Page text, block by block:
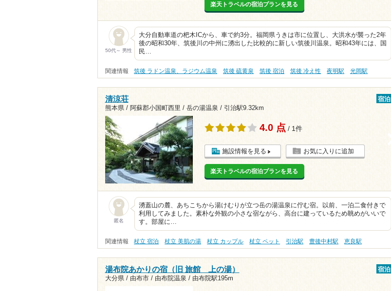
楽天トラベルの宿泊プランを見る
50代～ 男性
大分自動車道の杷木ICから、車で約3分。福岡県うきは市に位置し、大洪水が襲った2年
後の昭和30年、筑後川の中州に湧出した比較的に新しい筑後川温泉。昭和43年には、国
民…
関連情報 筑後 ラドン温泉、ラジウム温泉 筑後 硫黄泉 筑後 宿泊 筑後 冷え性 夜明駅 光岡駅
清涼荘
熊本県 / 阿蘇郡小国町西里 / 岳の湯温泉 / 引治駅9.32km
宿泊
4.0 点 / 1件
施設情報を見る お気に入りに追加
楽天トラベルの宿泊プランを見る
匿名
湧蓋山の麓、あちこちから湯けむりが立つ岳の湯温泉に佇む宿。以前、一泊二食付きで
利用してみました。素朴な外観の小さな宿ながら、高台に建っているため眺めがいいで
す。部屋に…
関連情報 杖立 宿泊 杖立 美肌の湯 杖立 カップル 杖立 ペット 引治駅 豊後中村駅 恵良駅
湯布院あかりの宿（旧 旅館 上の湯）
大分県 / 由布市 / 由布院温泉 / 由布院駅195m
宿泊